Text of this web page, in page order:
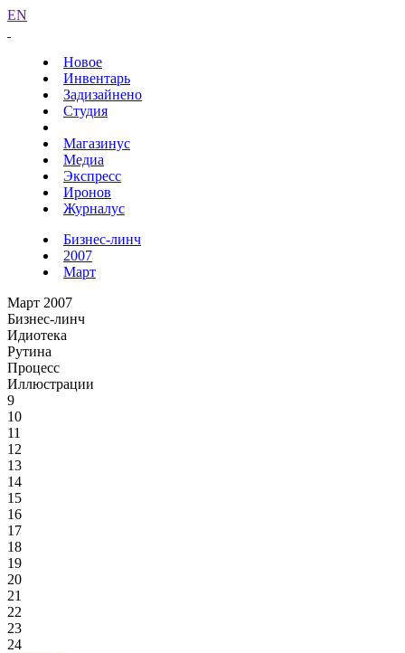
EN
Новое
Инвентарь
Задизайнено
Студия
Магазинус
Медиа
Экспресс
Иронов
Журналус
Бизнес-линч
2007
Март
Март 2007
Бизнес-линч
Идиотека
Рутина
Процесс
Иллюстрации
9
10
11
12
13
14
15
16
17
18
19
20
21
22
23
24